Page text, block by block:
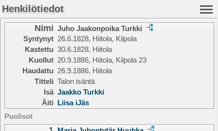
Henkilötiedot
Nimi Juho Jaakonpoika Turkki
Syntynyt 26.6.1828, Hiitola, Kilpola
Kastettu 30.6.1828, Hiitola
Kuollut 20.9.1886, Hiitola, Kilpola 23
Haudattu 26.9.1886, Hiitola
Titteli Talon isäntä
Isä Jaakko Turkki
Äiti Liisa iJäs
Puolisot